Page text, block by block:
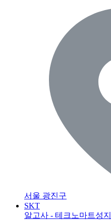
서울 광진구
SKT
알고사 - 테크노마트성지